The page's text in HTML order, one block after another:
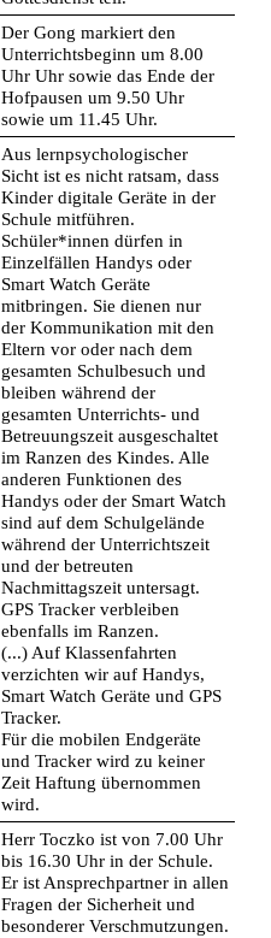
Der Gong markiert den
Unterrichtsbeginn um 8.00
Uhr Uhr sowie das Ende der
Hofpausen um 9.50 Uhr
sowie um 11.45 Uhr.
Aus lernpsychologischer
Sicht ist es nicht ratsam, dass
Kinder digitale Geräte in der
Schule mitführen.
Schüler*innen dürfen in
Einzelfällen Handys oder
Smart Watch Geräte
mitbringen. Sie dienen nur
der Kommunikation mit den
Eltern vor oder nach dem
gesamten Schulbesuch und
bleiben während der
gesamten Unterrichts- und
Betreuungszeit ausgeschaltet
im Ranzen des Kindes. Alle
anderen Funktionen des
Handys oder der Smart Watch
sind auf dem Schulgelände
während der Unterrichtszeit
und der betreuten
Nachmittagszeit untersagt.
GPS Tracker verbleiben
ebenfalls im Ranzen.
(...) Auf Klassenfahrten
verzichten wir auf Handys,
Smart Watch Geräte und GPS
Tracker.
Für die mobilen Endgeräte
und Tracker wird zu keiner
Zeit Haftung übernommen
wird.
Herr Toczko ist von 7.00 Uhr
bis 16.30 Uhr in der Schule.
Er ist Ansprechpartner in allen
Fragen der Sicherheit und
besonderer Verschmutzungen.